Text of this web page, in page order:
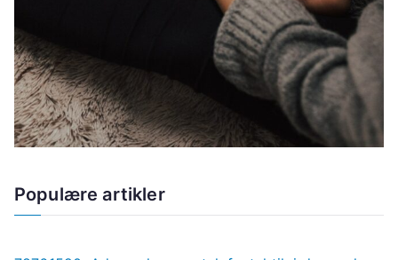
Populære artikler